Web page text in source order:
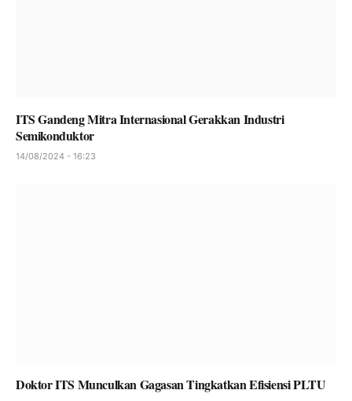
ITS Gandeng Mitra Internasional Gerakkan Industri
Semikonduktor
14/08/2024 - 16:23
Doktor ITS Munculkan Gagasan Tingkatkan Efisiensi PLTU